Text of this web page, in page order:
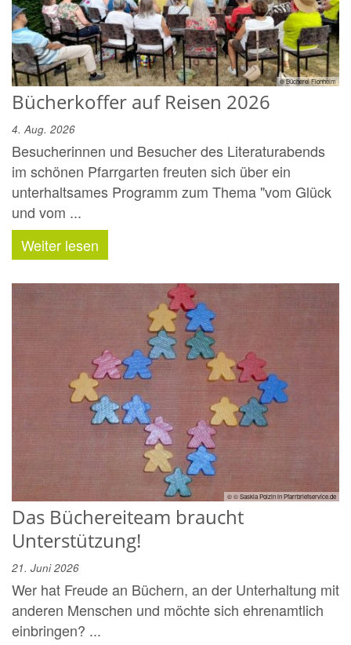
© Bücherei Flonheim
Bücherkoffer auf Reisen 2026
4. Aug. 2026
Besucherinnen und Besucher des Literaturabends
im schönen Pfarrgarten freuten sich über ein
unterhaltsames Programm zum Thema "vom Glück
und vom ...
Weiter lesen
© © Saskia Polzin in Pfarrbriefservice.de
Das Büchereiteam braucht
Unterstützung!
21. Juni 2026
Wer hat Freude an Büchern, an der Unterhaltung mit
anderen Menschen und möchte sich ehrenamtlich
einbringen? ...